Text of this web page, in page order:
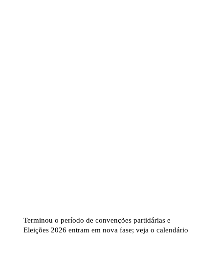
Terminou o período de convenções partidárias e
Eleições 2026 entram em nova fase; veja o calendário